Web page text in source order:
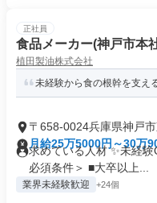
正社員
食品メーカー(神戸市本
植田製油株式会社
未経験から食の根幹を支え
〒658-0024兵庫県神戸
月給25万5000円～30万
求めている人材 ✨未経
必須条件＞ ■大卒以上...
業界未経験歓迎 +24個